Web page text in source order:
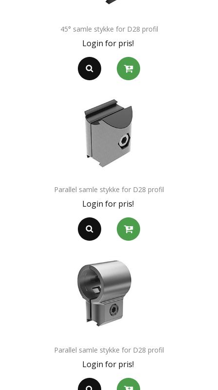
45° samle stykke for D28 profil
Login for pris!
Parallel samle stykke for D28 profil
Login for pris!
Parallel samle stykke for D28 profil
Login for pris!